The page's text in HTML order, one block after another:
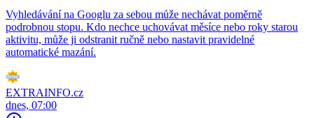
Vyhledávání na Googlu za sebou může nechávat poměrně
podrobnou stopu. Kdo nechce uchovávat měsíce nebo roky starou
aktivitu, může ji odstranit ručně nebo nastavit pravidelné
automatické mazání.
EXTRAINFO.cz
dnes, 07:00